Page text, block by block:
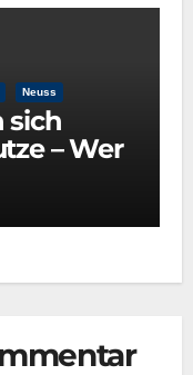
Neuss
sich
– Wer